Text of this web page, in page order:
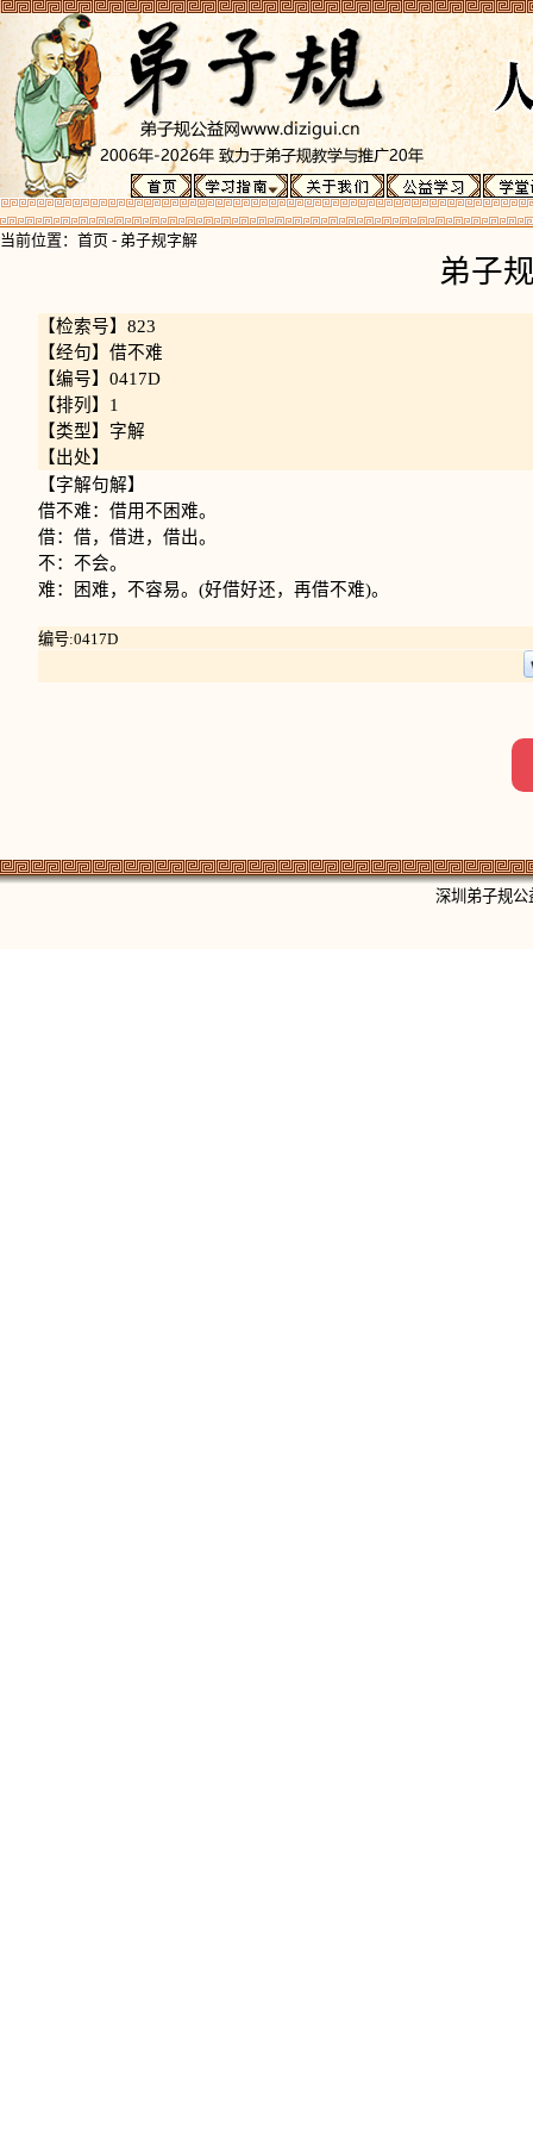
当前位置： 首页 - 弟子规字解
弟子
【检索号】823
【经句】借不难
【编号】0417D
【排列】1
【类型】字解
【出处】
【字解句解】
借不难：借用不困难。
借：借，借进，借出。
不：不会。
难：困难，不容易。(好借好还，再借不难)。
编号:0417D
深圳弟子规